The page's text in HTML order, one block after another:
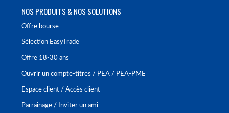
NOS PRODUITS & NOS SOLUTIONS
Offre bourse
Sélection EasyTrade
Offre 18-30 ans
Ouvrir un compte-titres / PEA / PEA-PME
Espace client / Accès client
Parrainage / Inviter un ami